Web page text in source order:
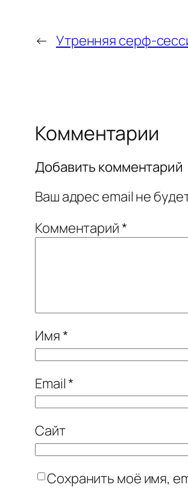
← Утренняя серф-
Комментарии
Добавить комментарий
Ваш адрес email не
Комментарий*
Имя*
Email*
Сайт
Сохранить моё имя,